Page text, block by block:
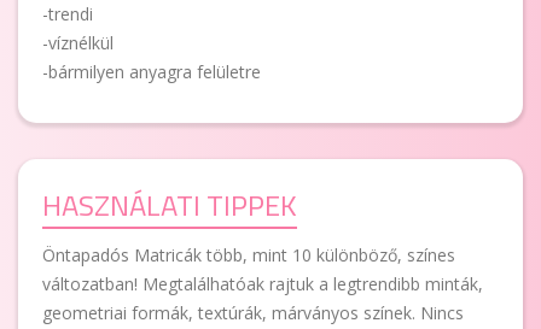
-trendi
-víznélkül
-bármilyen anyagra felületre
HASZNÁLATI TIPPEK
Öntapadós Matricák több, mint 10 különböző, színes
változatban! Megtalálhatóak rajtuk a legtrendibb minták,
geometriai formák, textúrák, márványos színek. Nincs